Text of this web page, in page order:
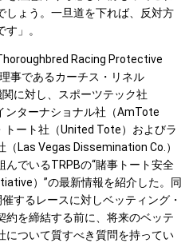
しょう。一旦道を下れば、反対方
」。
Racing Protective
事であるカーチス・リネル
に対し、スポーツテック社
ンターナショナル社（AmTote
ート社（United Tote）およびラ
Las Vegas Dissemination Co.）
でいるTRPBの“賭事トート安全
）”の最新情報を紹介した。同
するレースに対しベッティング・
約を締結する前に、将来のベッテ
について質すべき質問を持ってい